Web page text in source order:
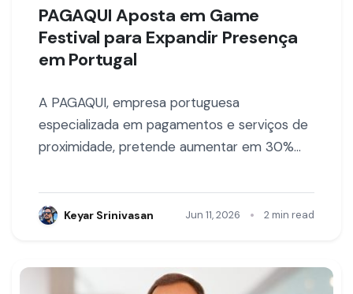
PAGAQUI Aposta em Game
Festival para Expandir Presença
em Portugal
A PAGAQUI, empresa portuguesa
especializada em pagamentos e serviços de
proximidade, pretende aumentar em 30%…
Keyar Srinivasan Jun 11, 2026 • 2 min read